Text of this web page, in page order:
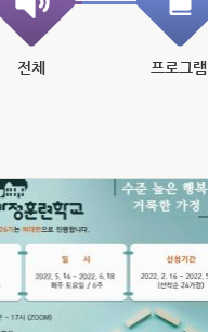
전체 프로그램